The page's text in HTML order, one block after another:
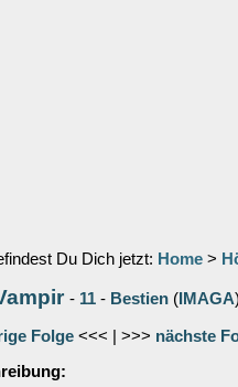
Du Dich jetzt: Home >
- 11 - Bestien ( IMAGA)
Folge <<< | >>> nächste